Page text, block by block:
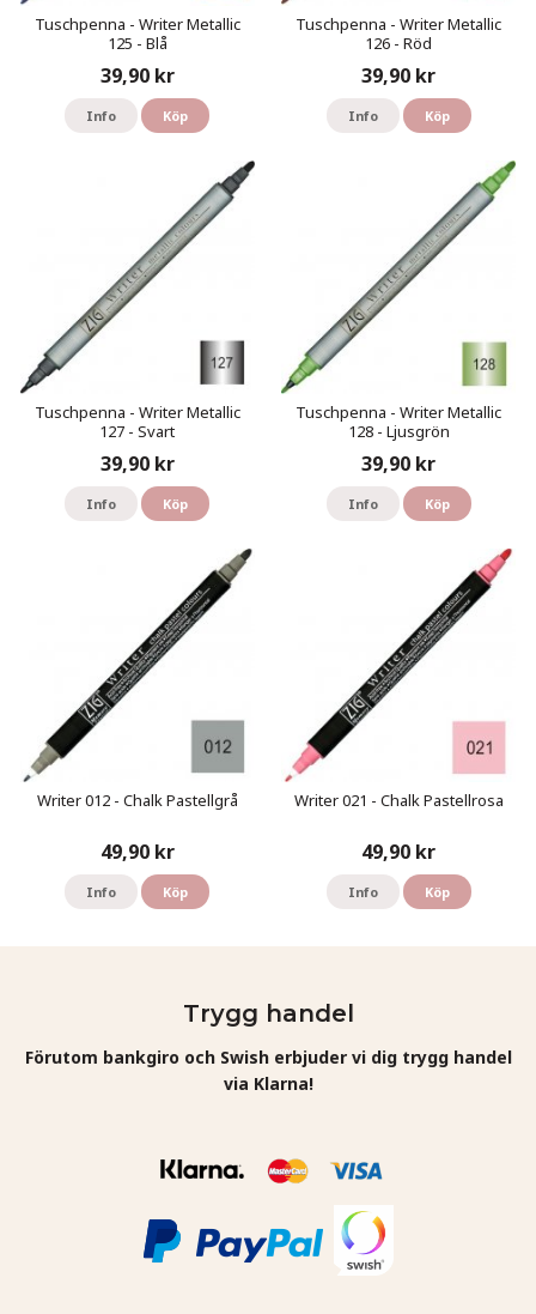
Tuschpenna - Writer Metallic
125 - Blå
39,90 kr
Info Köp
Tuschpenna - Writer Metallic
126 - Röd
39,90 kr
Info Köp
Tuschpenna - Writer Metallic
127 - Svart
39,90 kr
Info Köp
Tuschpenna - Writer Metallic
128 - Ljusgrön
39,90 kr
Info Köp
Writer 012 - Chalk Pastellgrå
49,90 kr
Info Köp
Writer 021 - Chalk Pastellrosa
49,90 kr
Info Köp
Trygg handel
Förutom bankgiro och Swish erbjuder vi dig trygg handel
via Klarna!